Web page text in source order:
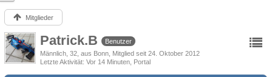
Mitglieder
Patrick.B
Benutzer
Männlich 32 aus Bonn Mitglied seit 24. Oktober 2012
Letzte Aktivität Vor 14 Minuten , Portal